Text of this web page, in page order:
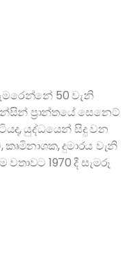
50 වැනි
ප්‍රාන්තයේ සෙනෙට්
යුද්ධයෙන් සිදු වන
දුමාරය වැනි
1970 දී සැමරූ